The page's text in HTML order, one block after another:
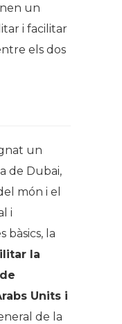
un
i facilitar
els dos
un
de Dubai,
món i el
i
bàsics, la
la
Units i
de la